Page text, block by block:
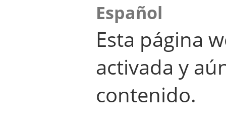
Español
Esta página
activada y
contenido.